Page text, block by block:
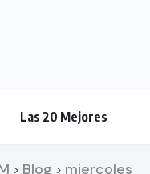
Las 20 Mejores
> Blog > miercoles